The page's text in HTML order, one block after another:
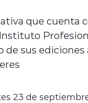
que cuenta
de sus
23 de